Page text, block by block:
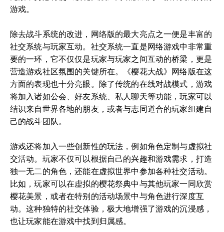
游戏。
除去战斗系统的改进，网络版的最大亮点之一便是丰富的
社交系统与玩家互动。社交系统一直是网络游戏中非常重
要的一环，它不仅仅是玩家与玩家之间互动的桥梁，更是
营造游戏社区氛围的关键所在。《樱花大战》网络版在这
方面的表现也十分亮眼。除了传统的在线对战模式，游戏
将加入诸如公会、好友系统、私人聊天等功能，玩家可以
结识来自世界各地的朋友，或者与志同道合的玩家组建自
己的战斗团队。
游戏还将加入一些创新性的玩法，例如角色定制与虚拟社
交活动。玩家不仅可以根据自己的兴趣和游戏需求，打造
独一无二的角色，还能在虚拟世界中参加各种社交活动。
比如，玩家可以在虚拟的樱花祭典中与其他玩家一同欣赏
樱花美景，或者在特别的活动场景中与角色进行深度互
动。这种独特的社交体验，极大地增强了游戏的沉浸感，
也让玩家能在游戏中找到归属感。